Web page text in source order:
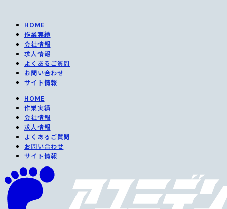
HOME
作業実績
会社情報
求人情報
よくあるご質問
お問い合わせ
サイト情報
HOME
作業実績
会社情報
求人情報
よくあるご質問
お問い合わせ
サイト情報